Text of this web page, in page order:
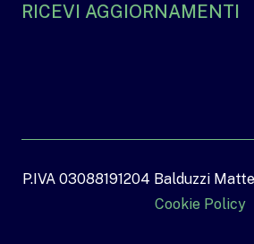
RICEVI AGGIORNAMENTI
P.IVA 03088191204 Balduzzi
Cookie Policy